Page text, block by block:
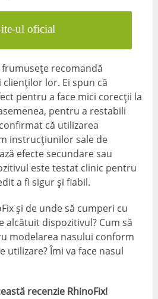
ul oficial
recomandă
lor. Ei spun că
pentru a face mici corecții la
pentru a restabili
că utilizarea
instrucțiunilor sale de
efecte secundare sau
este testat clinic pentru
a fi sigur și fiabil.
și de unde să cumperi cu
alcătuit dispozitivul? Cum să
modelarea nasului conform
utilizare? Îmi va face nasul
recenzie RhinoFix!